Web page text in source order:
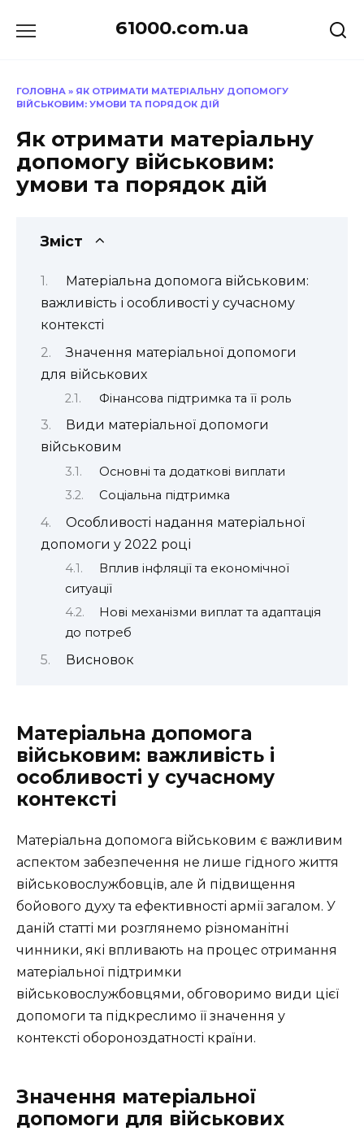
до
61000.com.ua
ГОЛОВНА » ЯК ОТРИМАТИ МАТЕРІАЛЬНУ ДОПОМОГУ
ВІЙСЬКОВИМ: УМОВИ ТА ПОРЯДОК ДІЙ
Як отримати матеріальну
допомогу військовим:
умови та порядок дій
Зміст
Матеріальна допомога військовим:
важливість і особливості у сучасному
контексті
Значення матеріальної допомоги
для військових
Фінансова підтримка та її роль
Види матеріальної допомоги
військовим
Основні та додаткові виплати
Соціальна підтримка
Особливості надання матеріальної
допомоги у 2022 році
Вплив інфляції та економічної
ситуації
Нові механізми виплат та адаптація
до потреб
Висновок
Матеріальна допомога
військовим: важливість і
особливості у сучасному
контексті
Матеріальна допомога військовим є важливим
аспектом забезпечення не лише гідного життя
військовослужбовців, але й підвищення
бойового духу та ефективності армії загалом. У
даній статті ми розглянемо різноманітні
чинники, які впливають на процес отримання
матеріальної підтримки
військовослужбовцями, обговоримо види цієї
допомоги та підкреслимо її значення у
контексті обороноздатності країни.
Значення матеріальної
допомоги для військових